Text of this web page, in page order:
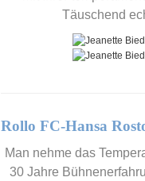
Täuschend
Rollo FC-Hansa
Man nehme das
30 Jahre